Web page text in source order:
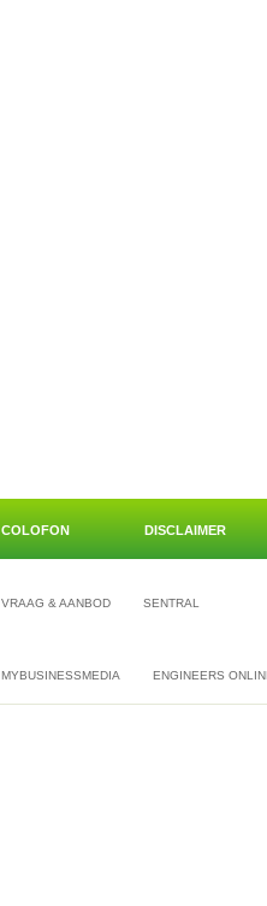
COLOFON DISCLAIMER
VRAAG & AANBOD SENTRAL
MYBUSINESSMEDIA ENGINEERS